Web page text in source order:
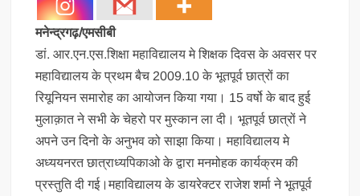
मनेन्द्रगढ़/एमसीबी
डा‌ं. आर.एन.एस.शिक्षा महाविद्यालय मे शिक्षक दिवस के अवसर पर
महाविद्यालय के प्रथम बैच 2009.10 के भूतपूर्व छात्रों का
रियूनियन समारोह का आयोजन किया गया। 15 वर्षो के बाद हुई
मुलाक़ात ने सभी के चेहरो पर मुस्कान ला दी। भूतपूर्व छात्रों ने
अपने उन दिनो के अनुभव को साझा किया। महाविद्यालय मे
अध्ययनरत छात्राध्यपिकाओ के द्वारा मनमोहक कार्यक्रम की
प्रस्तुति दी गई।महाविद्यालय के डायरेक्टर राजेश शर्मा ने भूतपूर्व